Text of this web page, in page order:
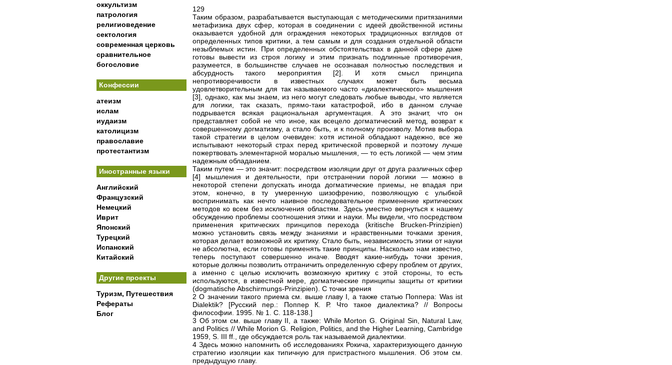
оккультизм
патрология
религиоведение
сектология
современная церковь
сравнительное
богословие
Конфессии
атеизм
ислам
иудаизм
католицизм
православие
протестантизм
Иностранные языки
Английский
Французский
Немецкий
Иврит
Японский
Турецкий
Испанский
Китайский
Другие проекты
Туризм, Путешествия
Рефераты
Блог
129
Таким образом, разрабатывается выступающая с методическими притязаниями
метафизика двух сфер, которая в соединении с идеей двойственной истины
оказывается удобной для ограждения некоторых традиционных взглядов от
определенных типов критики, а тем самым и для создания отдельной области
незыблемых истин. При определенных обстоятельствах в данной сфере даже
готовы вывести из строя логику и этим признать подлинные противоречия,
разумеется, в большинстве случаев не осознавая полностью последствия и
абсурдность такого мероприятия [2]. И хотя смысл принципа
непротиворечивости в известных случаях может быть весьма
удовлетворительным для так называемого часто «диалектического» мышления
[3], однако, как мы знаем, из него могут следовать любые выводы, что является
для логики, так сказать, прямо-таки катастрофой, ибо в данном случае
подрывается всякая рациональная аргументация. А это значит, что он
представляет собой не что иное, как всецело догматический метод, возврат к
совершенному догматизму, а стало быть, и к полному произволу. Мотив выбора
такой стратегии в целом очевиден: хотя истиной обладают надежно, все же
испытывают некоторый страх перед критической проверкой и поэтому лучше
пожертвовать элементарной моралью мышления, — то есть логикой — чем этим
надежным обладанием.
Таким путем — это значит: посредством изоляции друг от друга различных сфер
[4] мышления и деятельности, при отстранении порой логики — можно в
некоторой степени допускать иногда догматические приемы, не впадая при
этом, конечно, в ту умеренную шизофрению, позволяющую с улыбкой
воспринимать как нечто наивное последовательное применение критических
методов ко всем без исключения областям. Здесь уместно вернуться к нашему
обсуждению проблемы соотношения этики и науки. Мы видели, что посредством
применения критических принципов перехода (kritische Brucken-Prinzipien)
можно установить связь между знаниями и нравственными точками зрения,
которая делает возможной их критику. Стало быть, независимость этики от науки
не абсолютна, если готовы применять такие принципы. Насколько нам известно,
теперь поступают совершенно иначе. Вводят какие-нибудь точки зрения,
которые должны позволить отграничить определенную сферу проблем от других,
а именно с целью исключить возможную критику с этой стороны, то есть
используются, в известной мере, догматические принципы защиты от критики
(dogmatische Abschirmungs-Prinzipien). С точки зрения
2 О значении такого приема см. выше главу I, а также статью Поппера: Was ist
Dialektik? [Русский пер.: Поппер К. Р. Что такое диалектика? // Вопросы
философии. 1995. № 1. С. 118-138.]
3 Об этом см. выше главу II, а также: While Morton G. Original Sin, Natural Law,
and Politics // While Morion G. Religion, Politics, and the Higher Learning, Cambridge
1959, S. III ff., где обсуждается роль так называемой диалектики.
4 Здесь можно напомнить об исследованиях Рокича, характеризующего данную
стратегию изоляции как типичную для пристрастного мышления. Об этом см.
предыдущую главу.